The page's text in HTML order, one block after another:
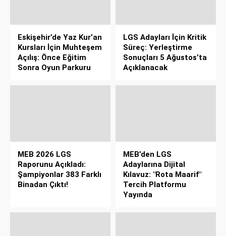
Eskişehir’de Yaz Kur’an
Kursları İçin Muhteşem
Açılış: Önce Eğitim
Sonra Oyun Parkuru
LGS Adayları İçin Kritik
Süreç: Yerleştirme
Sonuçları 5 Ağustos’ta
Açıklanacak
MEB 2026 LGS
Raporunu Açıkladı:
Şampiyonlar 383 Farklı
Binadan Çıktı!
MEB’den LGS
Adaylarına Dijital
Kılavuz: "Rota Maarif"
Tercih Platformu
Yayında